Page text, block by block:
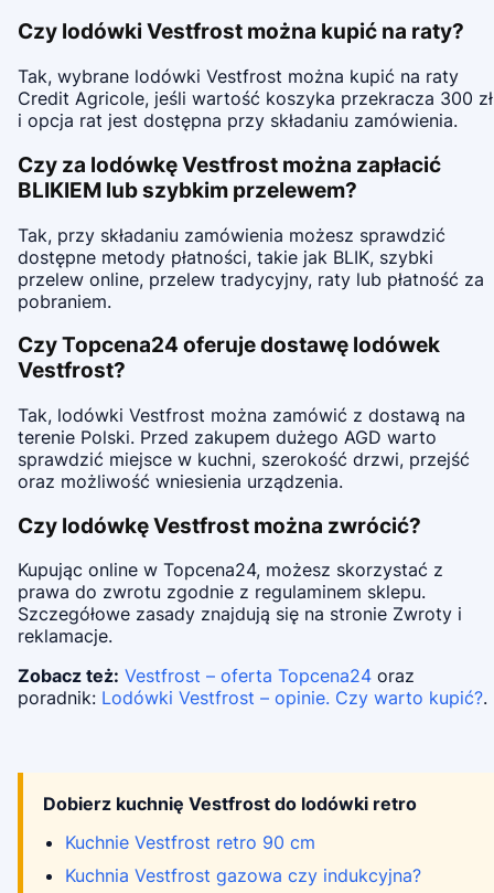
Czy lodówki Vestfrost można kupić na raty?
Tak, wybrane lodówki Vestfrost można kupić na raty
Credit Agricole, jeśli wartość koszyka przekracza 300 zł
i opcja rat jest dostępna przy składaniu zamówienia.
Czy za lodówkę Vestfrost można zapłacić
BLIKIEM lub szybkim przelewem?
Tak, przy składaniu zamówienia możesz sprawdzić
dostępne metody płatności, takie jak BLIK, szybki
przelew online, przelew tradycyjny, raty lub płatność za
pobraniem.
Czy Topcena24 oferuje dostawę lodówek
Vestfrost?
Tak, lodówki Vestfrost można zamówić z dostawą na
terenie Polski. Przed zakupem dużego AGD warto
sprawdzić miejsce w kuchni, szerokość drzwi, przejść
oraz możliwość wniesienia urządzenia.
Czy lodówkę Vestfrost można zwrócić?
Kupując online w Topcena24, możesz skorzystać z
prawa do zwrotu zgodnie z regulaminem sklepu.
Szczegółowe zasady znajdują się na stronie Zwroty i
reklamacje.
Zobacz też: Vestfrost – oferta Topcena24 oraz
poradnik: Lodówki Vestfrost – opinie. Czy warto kupić?.
Dobierz kuchnię Vestfrost do lodówki retro
Kuchnie Vestfrost retro 90 cm
Kuchnia Vestfrost gazowa czy indukcyjna?